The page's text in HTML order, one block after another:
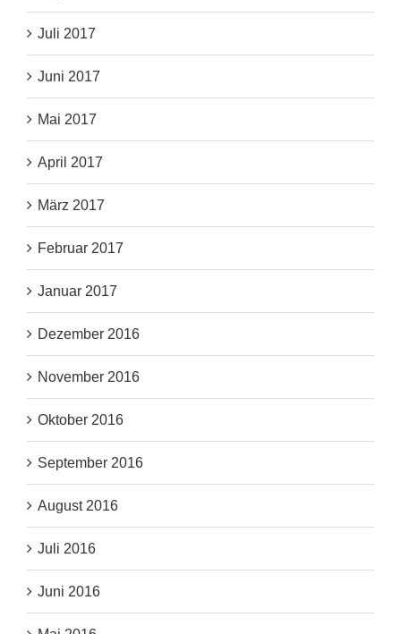
Juli 2017
Juni 2017
Mai 2017
April 2017
März 2017
Februar 2017
Januar 2017
Dezember 2016
November 2016
Oktober 2016
September 2016
August 2016
Juli 2016
Juni 2016